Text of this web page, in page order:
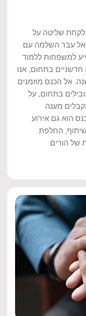
לקחת שליטה על
אל עבר השלמה עם
למשפחות ללמוד
בתחום, אנו
אל הכנס מוזמנים
בתחום, על
מענה
הוא גם אירוע
החלפת
של הורים